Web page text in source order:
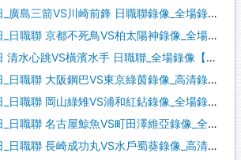
三箭VS川崎前鋒 日職聯錄像_全場錄像【高清回放】
京都不死鳥VS柏太陽神錄像_全場錄像【全場回放】
心跳VS橫濱水手 日職聯_全場錄像【視頻集錦】
聯 大阪鋼巴VS東京綠茵錄像_高清錄像【全場回放】
聯 岡山綠雉VS浦和紅鉆錄像_全場錄像【視頻集錦】
名古屋鯨魚VS町田澤維亞錄像_全場錄像【全場回放】
長崎成功丸VS水戶蜀葵錄像_高清錄像【全場回放】